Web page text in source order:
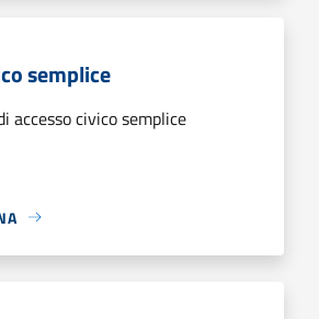
semplice
accesso civico semplice